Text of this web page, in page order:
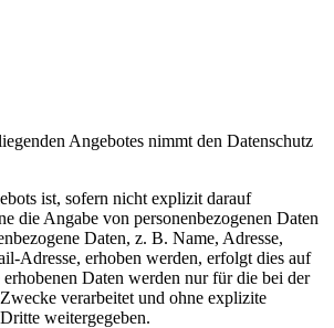
Angebotes nimmt den Datenschutz
ist, sofern nicht explizit darauf
die Angabe von personenbezogenen Daten
Daten, z. B. Name, Adresse,
Adresse, erhoben werden, erfolgt dies auf
Daten werden nur für die bei der
verarbeitet und ohne explizite
weitergegeben.